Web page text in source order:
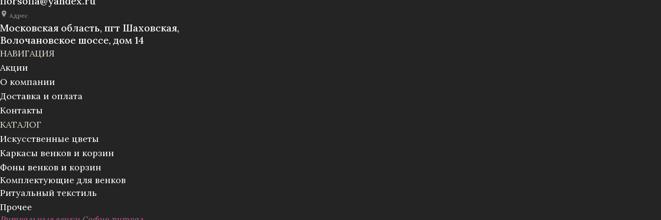
Адрес
Московская область, пгт Шаховская,
Волочановское шоссе, дом 14
НАВИГАЦИЯ
Акции
О компании
Доставка и оплата
Контакты
КАТАЛОГ
Искусственные цветы
Каркасы венков и корзин
Фоны венков и корзин
Комплектующие для венков
Ритуальный текстиль
Прочее